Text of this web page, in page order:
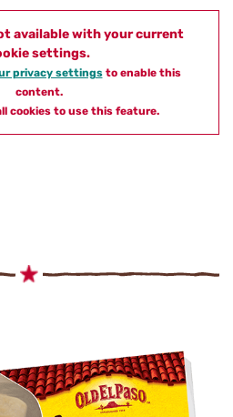
available with your current
settings.
privacy settingsto enable this
content.
cookies to use this feature.